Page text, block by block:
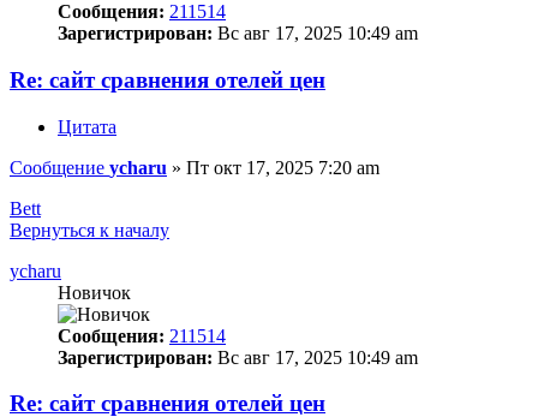
Сообщения: 211514
Зарегистрирован: Вс авг 17, 2025 10:49 am
Re: сайт сравнения отелей цен
Цитата
Сообщение ycharu » Пт окт 17, 2025 7:20 am
Bett
Вернуться к началу
ycharu
Новичок
Сообщения: 211514
Зарегистрирован: Вс авг 17, 2025 10:49 am
Re: сайт сравнения отелей цен